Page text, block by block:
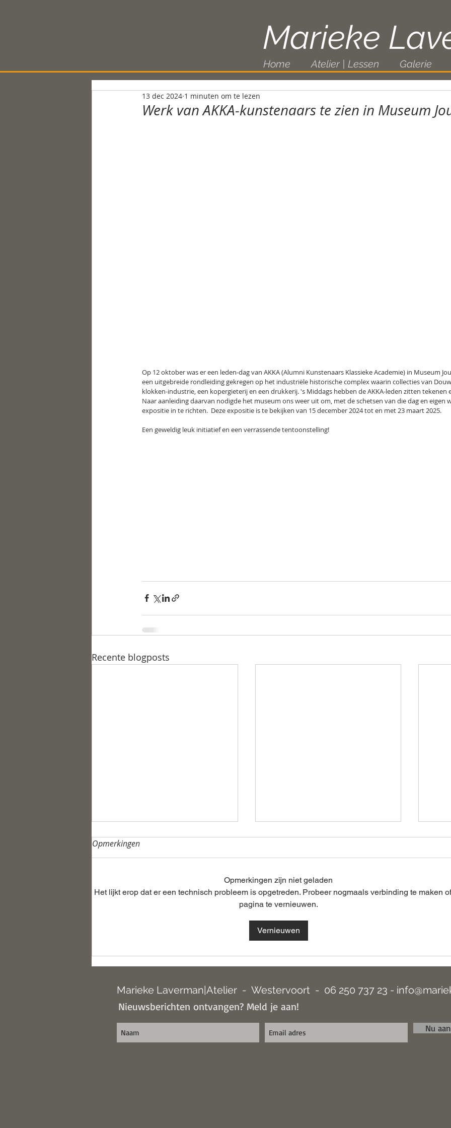
Marieke
Home Atelier | Lessen Galerie
Werk van AKKA-kunstenaars te zien in Museum
13 dec 2024 1 minuten om te lezen
Op 12 oktober was er een leden-dag van AKKA (Alumni Kunstenaars Klassieke Academie) in Museum
een uitgebreide rondleiding gekregen op het industriële historische complex waarin collecties van
klokken-industrie, een kopergieterij en een drukkerij. 's Middags hebben de AKKA-leden zitten tekenen
Naar aanleiding daarvan nodigde het museum ons weer uit om, met de schetsen van die dag en eigen
expositie in te richten.  Deze expositie is te bekijken van 15 december 2024 tot en met 23 maart 2025.
Een geweldig leuk initiatief en een verrassende tentoonstelling!
Recente blogposts
Aquarellen en schilderijen -
Expositie in februari 2026
Opmerkingen
Opmerkingen zijn niet geladen
Het lijkt erop dat er een technisch probleem is opgetreden. Probeer nogmaals verbinding te maken
pagina te vernieuwen.
Vernieuwen
Marieke Laverman|Atelier - Westervoort - 06 250 737 23 -
Nieuwsberichten ontvangen? Meld je aan!
Nu